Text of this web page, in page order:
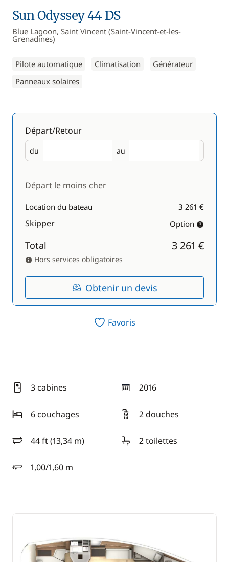
Sun Odyssey 44 DS
Blue Lagoon, Saint Vincent (Saint-Vincent-et-les-
Grenadines)
Pilote automatique Climatisation
Générateur
Panneaux solaires
Départ/Retour
du
Départ au
Retour
Départ le moins cher
Location du bateau 3 261 €
Skipper Option
Total 3 261 €
Hors services obligatoires
Obtenir un devis
Favoris
3 cabines 2016
année
6 couchages
2 douches
44 ft (13,34 m)
longueur 2 toilettes
1,00/1,60 m
tirant d'eau